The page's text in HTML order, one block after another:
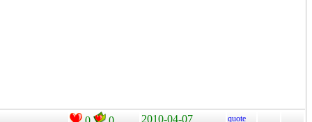
2010-04-07 quote